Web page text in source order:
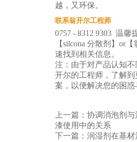
越，又环保。
联系翁开尔工程师
0757 - 8312 9303 温馨
【silcona 分散剂】or
速找到相关信息。
注：由于对产品认知
开尔的工程师，了解
案，以便解决您的困惑
上一篇： 协调消泡剂
漆使用中的关系
下一篇： 润湿剂在基材